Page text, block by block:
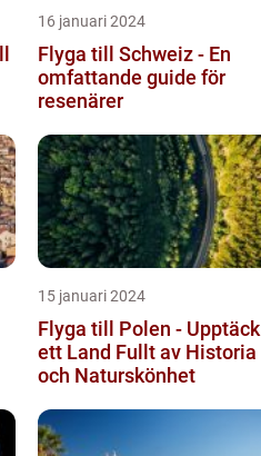
16 januari 2024
Flyga till Schweiz - En
omfattande guide för
resenärer
15 januari 2024
Flyga till Polen - Upptäck
ett Land Fullt av Historia
och Naturskönhet